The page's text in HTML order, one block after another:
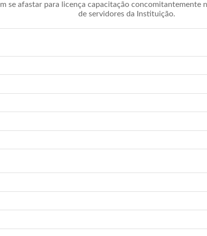
se afastar para licença capacitação concomitantemente
de servidores da Instituição.